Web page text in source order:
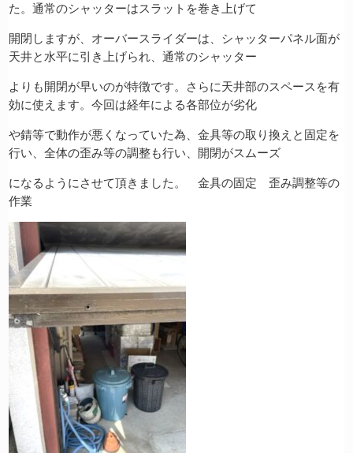
た。通常のシャッターはスラットを巻き上げて
開閉しますが、オーバースライダーは、シャッターパネル面が
天井と水平に引き上げられ、通常のシャッター
よりも開閉が早いのが特徴です。さらに天井部のスペースを有
効に使えます。今回は経年による各部位が劣化
や錆等で動作が悪くなっていた為、金具等の取り換えと固定を
行い、全体の歪み等の調整も行い、開閉がスムーズ
になるようにさせて頂きました。 金具の固定 歪み調整等の
作業